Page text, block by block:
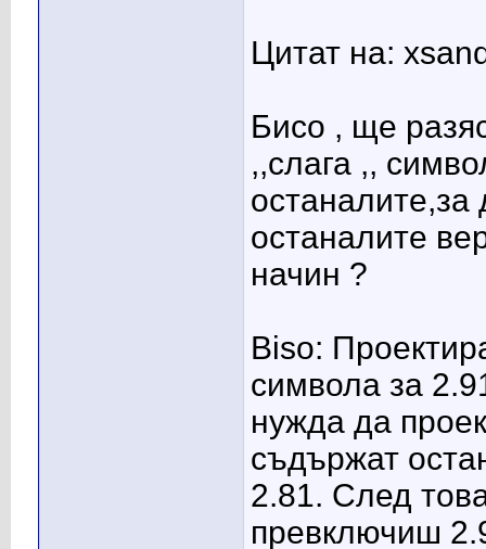
Цитат на:
Бисо , ще
,,слага ,,
останалите
начин ?
Biso:
символа за
нужда да
съдържат
2.81. След
превключиш